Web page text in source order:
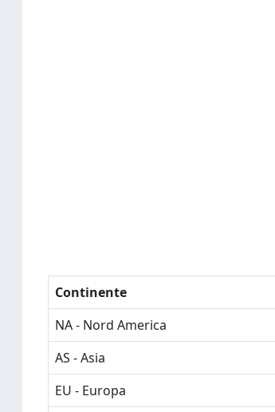
Continente
NA - Nord America
AS - Asia
EU - Europa